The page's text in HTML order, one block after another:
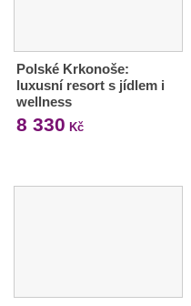
Polské Krkonoše:
luxusní resort s jídlem i
wellness
8 330 Kč